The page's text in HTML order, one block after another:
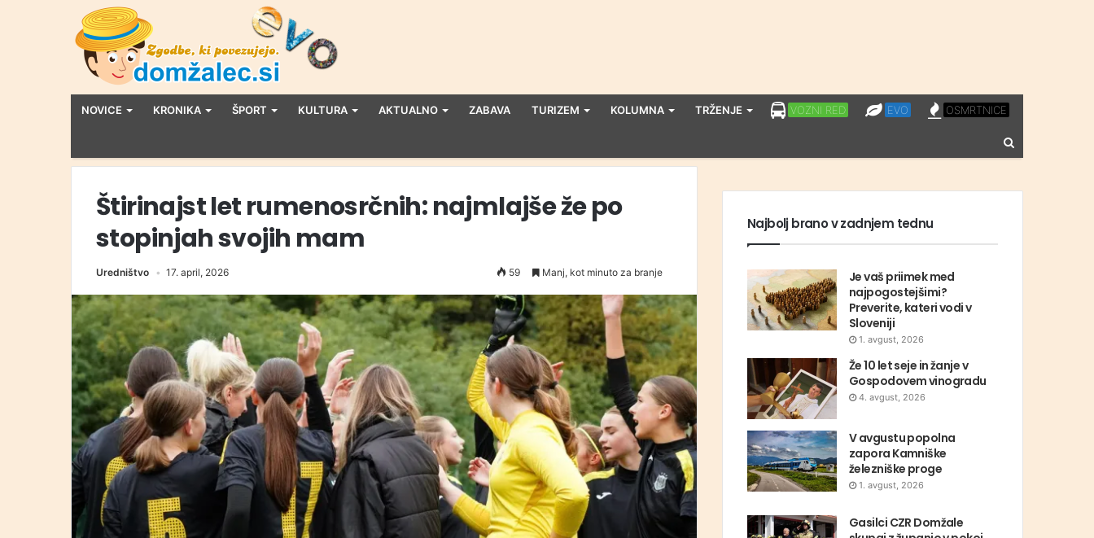
NOVICE KRONIKA ŠPORT KULTURA AKTUALNO ZABAVA TURIZEM KOLUMNA TRŽENJE LPP
VOZNI RED EVO
EVO OSMRTNICE
OSMRTNICE
Štirinajst let rumenosrčnih: najmlajše že po
stopinjah svojih mam
Uredništvo 17. april, 2026 59 Manj, kot minuto za branje
Najbolj brano v zadnjem tednu
Je vaš priimek med
najpogostejšimi?
Preverite, kateri vodi v
Sloveniji
1. avgust, 2026
Že 10 let seje in žanje v
Gospodovem vinogradu
4. avgust, 2026
V avgustu popolna
zapora Kamniške
železniške proge
1. avgust, 2026
Gasilci CZR Domžale